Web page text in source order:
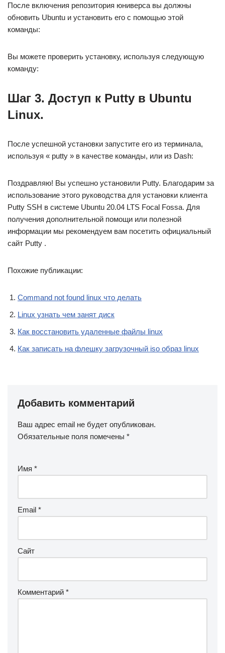
После включения репозитория юниверса вы должны
обновить Ubuntu и установить его с помощью этой
команды:
Вы можете проверить установку, используя следующую
команду:
Шаг 3. Доступ к Putty в Ubuntu
Linux.
После успешной установки запустите его из терминала,
используя « putty » в качестве команды, или из Dash:
Поздравляю! Вы успешно установили Putty. Благодарим за
использование этого руководства для установки клиента
Putty SSH в системе Ubuntu 20.04 LTS Focal Fossa. Для
получения дополнительной помощи или полезной
информации мы рекомендуем вам посетить официальный
сайт Putty .
Похожие публикации:
Command not found linux что делать
Linux узнать чем занят диск
Как восстановить удаленные файлы linux
Как записать на флешку загрузочный iso образ linux
Добавить комментарий
Ваш адрес email не будет опубликован.
Обязательные поля помечены *
Имя *
Email *
Сайт
Комментарий *